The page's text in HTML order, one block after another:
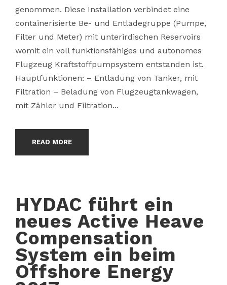
genommen. Diese Installation verbindet eine
containerisierte Be- und Entladegruppe (Pumpe,
Filter und Meter) mit unterirdischen Reservoirs
womit ein voll funktionsfähiges und autonomes
Flugzeug Kraftstoffpumpsystem entstanden ist.
Hauptfunktionen: – Entladung von Tanker, mit
Filtration – Beladung von Flugzeugtankwagen,
mit Zähler und Filtration...
READ MORE
HYDAC führt ein
neues Active Heave
Compensation
System ein beim
Offshore Energy